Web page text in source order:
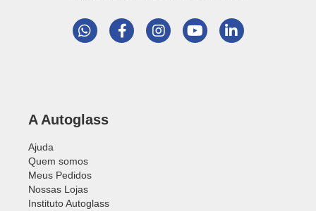
A Autoglass
Ajuda
Quem somos
Meus Pedidos
Nossas Lojas
Instituto Autoglass